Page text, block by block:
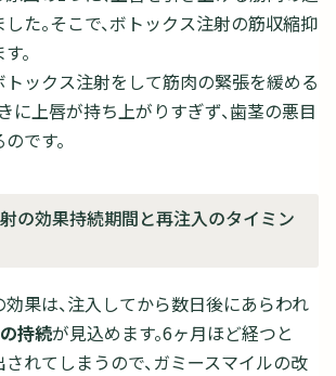
た。そこで、ボトックス注射の筋収縮抑
。
トックス注射をして筋肉の緊張を緩める
に上唇が持ち上がりすぎず、歯茎の悪目
です。
の効果持続期間と再注入のタイミン
果は、注入してから数日後にあらわれ
持続が見込めます。6ヶ月ほど経つと
れてしまうので、ガミースマイルの改